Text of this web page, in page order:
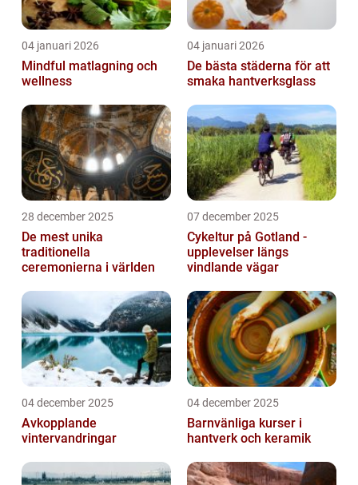
04 januari 2026
Mindful matlagning och
wellness
04 januari 2026
De bästa städerna för att
smaka hantverksglass
28 december 2025
De mest unika
traditionella
ceremonierna i världen
07 december 2025
Cykeltur på Gotland -
upplevelser längs
vindlande vägar
04 december 2025
Avkopplande
vintervandringar
04 december 2025
Barnvänliga kurser i
hantverk och keramik